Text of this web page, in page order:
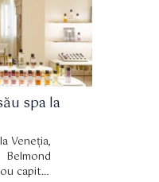
spa la
Veneția,
capitol